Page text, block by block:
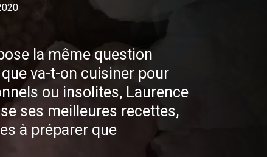
la même question
va-t-on cuisiner pour
ou insolites, Laurence
ses meilleures recettes,
à préparer que